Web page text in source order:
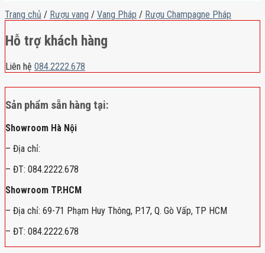
Trang chủ / Rượu vang / Vang Pháp / Rượu Champagne Pháp
Hỗ trợ khách hàng
Liên hệ 084.2222.678
Sản phẩm sẵn hàng tại:
Showroom Hà Nội
– Địa chỉ:
– ĐT: 084.2222.678
Showroom TP.HCM
– Địa chỉ: 69-71 Phạm Huy Thông, P.17, Q. Gò Vấp, TP HCM
– ĐT: 084.2222.678